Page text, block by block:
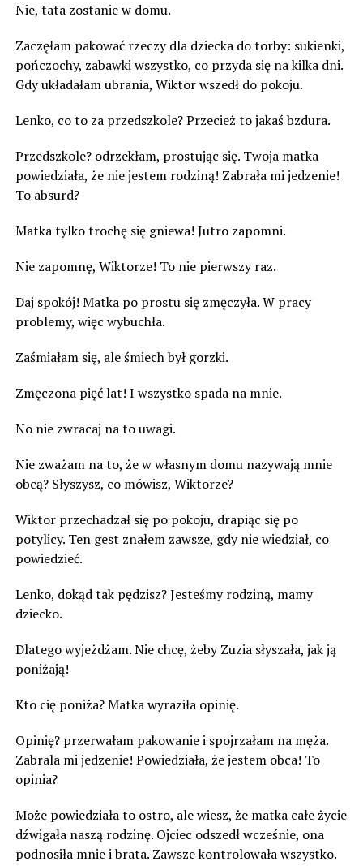
Nie, tata zostanie w domu.
Zaczęłam pakować rzeczy dla dziecka do torby: sukienki,
pończochy, zabawki wszystko, co przyda się na kilka dni.
Gdy układałam ubrania, Wiktor wszedł do pokoju.
Lenko, co to za przedszkole? Przecież to jakaś bzdura.
Przedszkole? odrzekłam, prostując się. Twoja matka
powiedziała, że nie jestem rodziną! Zabrała mi jedzenie!
To absurd?
Matka tylko trochę się gniewa! Jutro zapomni.
Nie zapomnę, Wiktorze! To nie pierwszy raz.
Daj spokój! Matka po prostu się zmęczyła. W pracy
problemy, więc wybuchła.
Zaśmiałam się, ale śmiech był gorzki.
Zmęczona pięć lat! I wszystko spada na mnie.
No nie zwracaj na to uwagi.
Nie zważam na to, że w własnym domu nazywają mnie
obcą? Słyszysz, co mówisz, Wiktorze?
Wiktor przechadzał się po pokoju, drapiąc się po
potylicy. Ten gest znałem zawsze, gdy nie wiedział, co
powiedzieć.
Lenko, dokąd tak pędzisz? Jesteśmy rodziną, mamy
dziecko.
Dlatego wyjeżdżam. Nie chcę, żeby Zuzia słyszała, jak ją
poniżają!
Kto cię poniża? Matka wyraziła opinię.
Opinię? przerwałam pakowanie i spojrzałam na męża.
Zabrala mi jedzenie! Powiedziała, że jestem obca! To
opinia?
Może powiedziała to ostro, ale wiesz, że matka całe życie
dźwigała naszą rodzinę. Ojciec odszedł wcześnie, ona
podnosiła mnie i brata. Zawsze kontrolowała wszystko.